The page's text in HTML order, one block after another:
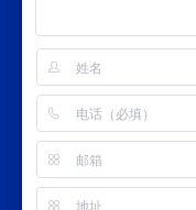
网站首页
冷却塔百
冷却塔配件
冷却塔